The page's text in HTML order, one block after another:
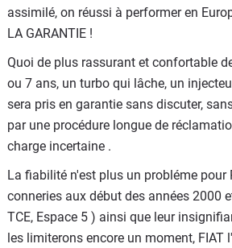
assimilé, on réussi à performer en
LA GARANTIE !
Quoi de plus rassurant et confortable
ou 7 ans, un turbo qui lâche, un
sera pris en garantie sans discuter,
par une procédure longue de
charge incertaine .
La fiabilité n'est plus un probléme pour
conneries aux début des années 2000
TCE, Espace 5 ) ainsi que leur
les limiterons encore un moment, FIAT